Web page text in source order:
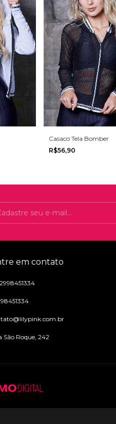
Casaco Tela Bomber
R$56,90
em contato
São Roque, 242